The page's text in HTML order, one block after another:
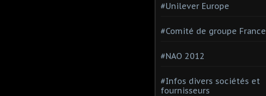
#Unilever Europe
#Comité de groupe France
#NAO 2012
#Infos divers sociétés et
fournisseurs